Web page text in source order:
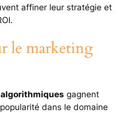
affiner leur stratégie et
le marketing
gagnent
dans le domaine